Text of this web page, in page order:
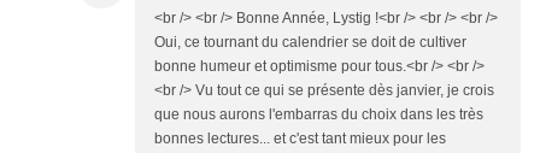
<br /> <br /> Bonne Année, Lystig !<br /> <br /> <br />
Oui, ce tournant du calendrier se doit de cultiver
bonne humeur et optimisme pour tous.<br /> <br />
<br /> Vu tout ce qui se présente dès janvier, je crois
que nous aurons l'embarras du choix dans les très
bonnes lectures... et c'est tant mieux pour les